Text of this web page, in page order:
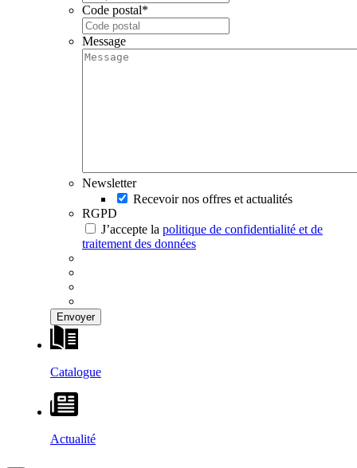
Code postal*
Message
Newsletter
Recevoir nos offres et actualités
RGPD
J’accepte la politique de confidentialité et de
traitement des données
Catalogue
Actualité